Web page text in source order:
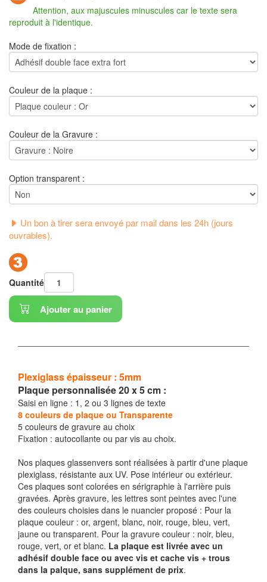
Attention, aux majuscules minuscules car le texte sera
reproduit à l'identique.
Mode de fixation :
Couleur de la plaque :
Couleur de la Gravure :
Option transparent :
Un bon à tirer sera envoyé par mail dans les 24h (jours
ouvrables).
Quantité
Ajouter au panier
Plexiglass épaisseur : 5mm
Plaque personnalisée 20 x 5 cm :
Saisi en ligne : 1, 2 ou 3 lignes de texte
8 couleurs de plaque ou Transparente
5 couleurs de gravure au choix
Fixation : autocollante ou par vis au choix.
Nos plaques glassenvers sont réalisées à partir d'une plaque
plexiglass, résistante aux UV. Pose intérieur ou extérieur.
Ces plaques sont colorées en sérigraphie à l'arrière puis
gravées. Après gravure, les lettres sont peintes avec l'une
des couleurs choisies dans le nuancier proposé : Pour la
plaque couleur : or, argent, blanc, noir, rouge, bleu, vert,
jaune ou transparent. Pour la gravure couleur : noir, bleu,
rouge, vert, or et blanc. La plaque est livrée avec un
adhésif double face ou avec vis et cache vis + trous
dans la palque, sans supplément de prix.